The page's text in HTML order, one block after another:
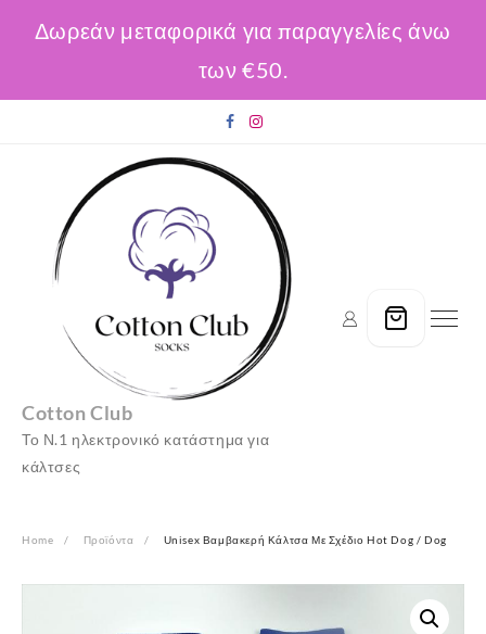
Δωρεάν μεταφορικά για παραγγελίες άνω
των €50.
Cotton Club
Το Ν.1 ηλεκτρονικό κατάστημα για
κάλτσες
Home Προϊόντα Unisex Βαμβακερή Κάλτσα Με Σχέδιο Hot Dog / Dog